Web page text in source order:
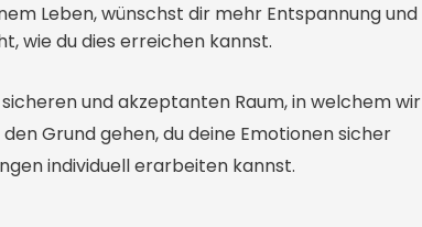
Leben, wünschst dir mehr Entspannung und
wie du dies erreichen kannst.
und akzeptanten Raum, in welchem wir
Grund gehen, du deine Emotionen sicher
individuell erarbeiten kannst.